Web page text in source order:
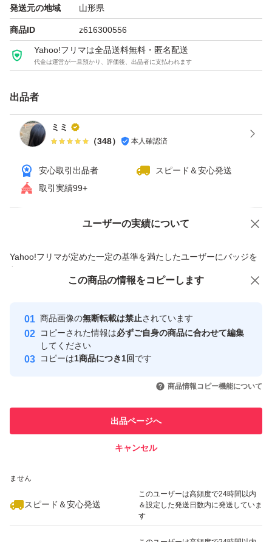
発送元の地域 山形県
商品ID z616300556
Yahoo!フリマは全品送料無料・匿名配送
代金は運営が一旦預かり、評価後、出品者に支払われます
出品者
ミミ
（348） 本人確認済
安心取引出品者
スピード＆安心発送
取引実績99+
ユーザーの実績について
Yahoo!フリマが定めた一定の基準を満たしたユーザーにバッジを
付与しています
安心取引出品者
心・安全なユーザーです
取引実績
引を完了させた実績があります
での取引実績があります
ません
スピード＆安心発送
このユーザーは高頻度で24時間以内
＆設定した発送日数内に発送していま
す
価格の相談 商品への質問
この商品の情報をコピーします
商品画像の無断転載は禁止されています
コピーされた情報は必ずご自身の商品に合わせて編集
してください
コピーは1商品につき1回です
商品情報コピー機能について
出品ページへ
キャンセル
この商品をみている人にオススメ